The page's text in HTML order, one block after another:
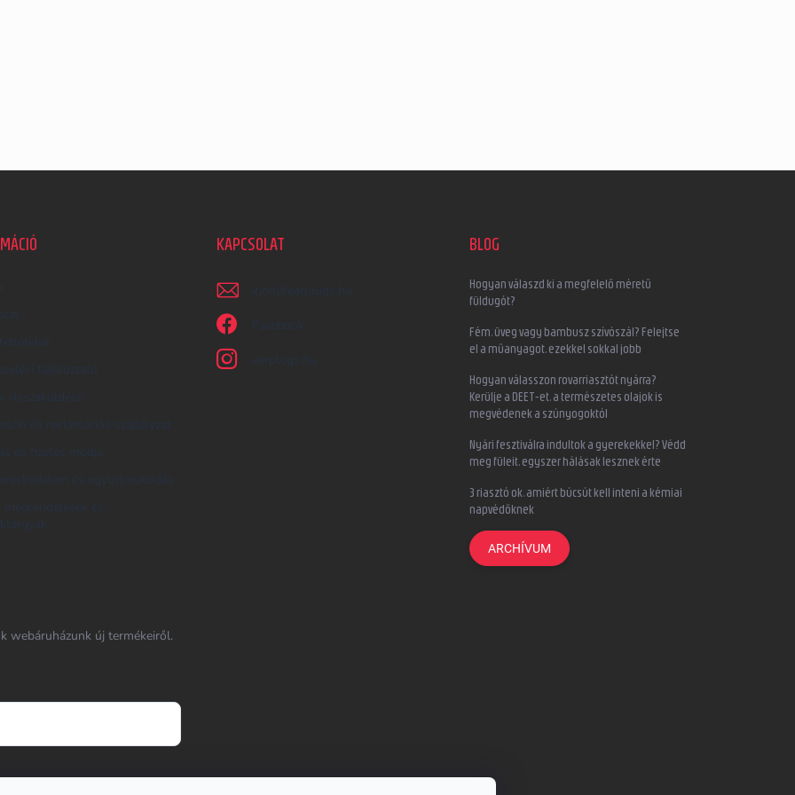
tájékoztató
visszaküldése
és reklamációs szabályzat
és fizetés módja
és együttműködés
megrendelések és
KAPCSOLAT
irjon @ earplugs.hu
Facebook
earplugs.hu
BLOG
Hogyan válaszd ki a megfelelő méretű
füldugót?
Fém, üveg vagy bambusz szívószál? Felejtse
el a műanyagot, ezekkel sokkal jobb
Hogyan válasszon rovarriasztót nyárra?
Kerülje a DEET-et, a természetes olajok is
megvédenek a szúnyogoktól
Nyári fesztiválra indultok a gyerekekkel? Védd
meg füleit, egyszer hálásak lesznek érte
3 riasztó ok, amiért búcsút kell inteni a kémiai
napvédőknek
ARCHÍVUM
webáruházunk új termékeiről.